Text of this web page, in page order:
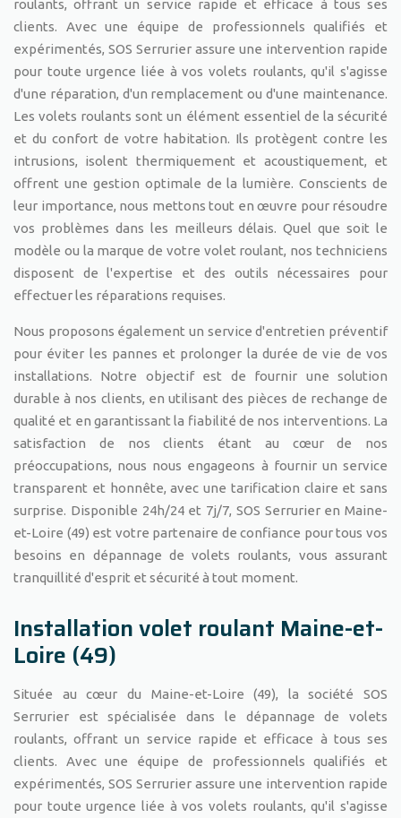
roulants, offrant un service rapide et efficace à tous ses
clients. Avec une équipe de professionnels qualifiés et
expérimentés, SOS Serrurier assure une intervention rapide
pour toute urgence liée à vos volets roulants, qu'il s'agisse
d'une réparation, d'un remplacement ou d'une maintenance.
Les volets roulants sont un élément essentiel de la sécurité
et du confort de votre habitation. Ils protègent contre les
intrusions, isolent thermiquement et acoustiquement, et
offrent une gestion optimale de la lumière. Conscients de
leur importance, nous mettons tout en œuvre pour résoudre
vos problèmes dans les meilleurs délais. Quel que soit le
modèle ou la marque de votre volet roulant, nos techniciens
disposent de l'expertise et des outils nécessaires pour
effectuer les réparations requises.
Nous proposons également un service d'entretien préventif
pour éviter les pannes et prolonger la durée de vie de vos
installations. Notre objectif est de fournir une solution
durable à nos clients, en utilisant des pièces de rechange de
qualité et en garantissant la fiabilité de nos interventions. La
satisfaction de nos clients étant au cœur de nos
préoccupations, nous nous engageons à fournir un service
transparent et honnête, avec une tarification claire et sans
surprise. Disponible 24h/24 et 7j/7, SOS Serrurier en Maine-
et-Loire (49) est votre partenaire de confiance pour tous vos
besoins en dépannage de volets roulants, vous assurant
tranquillité d'esprit et sécurité à tout moment.
Installation volet roulant Maine-et-
Loire (49)
Située au cœur du Maine-et-Loire (49), la société SOS
Serrurier est spécialisée dans le dépannage de volets
roulants, offrant un service rapide et efficace à tous ses
clients. Avec une équipe de professionnels qualifiés et
expérimentés, SOS Serrurier assure une intervention rapide
pour toute urgence liée à vos volets roulants, qu'il s'agisse